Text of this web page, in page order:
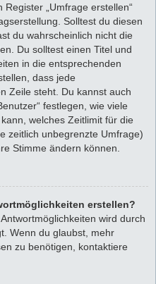
„Umfrage erstellen“
Solltest du diesen
du wahrscheinlich nicht die
Du solltest einen Titel und
in die entsprechenden
dass jede
Zeile steht. Du kannst auch
festlegen, wie viele
welches Zeitlimit für die
zeitlich unbegrenzte Umfrage)
Stimme ändern können.
erstellen?
wird durch
Wenn du glaubst, mehr
zu benötigen, kontaktiere